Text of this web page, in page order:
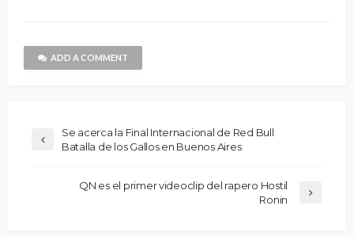
ADD A COMMENT
Se acerca la Final Internacional de Red Bull
Batalla de los Gallos en Buenos Aires
QN es el primer videoclip del rapero Hostil
Ronin